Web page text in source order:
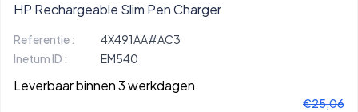
HP Rechargeable Slim Pen Charger
Referentie :
4X491AA#AC3
Inetum ID :
EM540
Leverbaar binnen 3 werkdagen
€25,06